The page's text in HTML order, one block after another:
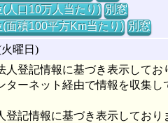
人口10万人当たり) 別窓
面積100平方Km当たり) 別窓
火曜日)
登記情報に基づき表示してお
ターネット経由で情報を収集
記情報に基づき表示しており